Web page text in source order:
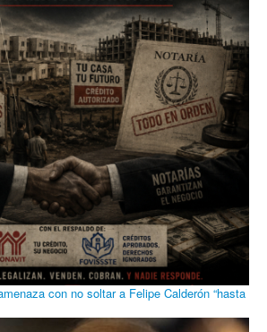
con no soltar a Felipe Calderón “hasta